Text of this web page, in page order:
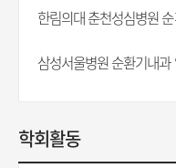
한림의대 춘천성심병원
삼성서울병원 순환기내과
학회활동